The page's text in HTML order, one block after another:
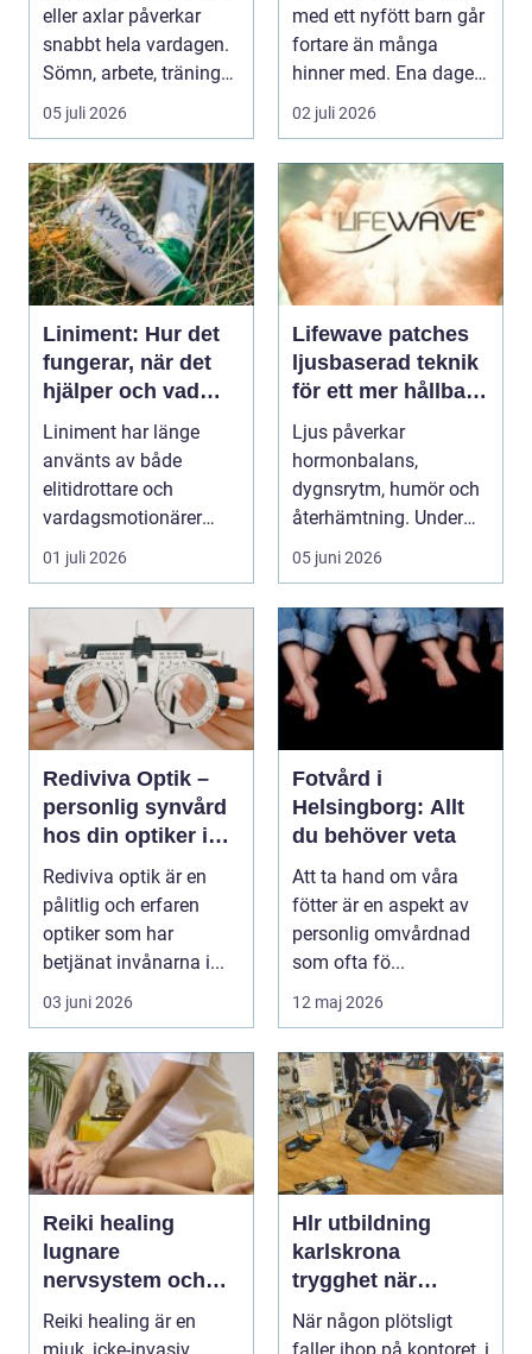
eller axlar påverkar
snabbt hela vardagen.
Sömn, arbete, träning
och humör ...
05 juli 2026
med ett nyfött barn går
fortare än många
hinner med. Ena dagen
ryms hela foten i...
02 juli 2026
Liniment: Hur det
fungerar, när det
hjälper och vad
man bör tänka på
Liniment har länge
använts av både
elitidrottare och
vardagsmotionärer
för...
01 juli 2026
Lifewave patches
ljusbaserad teknik
för ett mer hållbart
välbefinnande
Ljus påverkar
hormonbalans,
dygnsrytm, humör och
återhämtning. Under
senare år har en ny typ
av prod...
05 juni 2026
Rediviva Optik –
personlig synvård
hos din optiker i
Uppsala
Rediviva optik är en
pålitlig och erfaren
optiker som har
betjänat invånarna i...
03 juni 2026
Fotvård i
Helsingborg: Allt
du behöver veta
Att ta hand om våra
fötter är en aspekt av
personlig omvårdnad
som ofta fö...
12 maj 2026
Reiki healing
lugnare
nervsystem och
djupare
återhämtning
Reiki healing är en
mjuk, icke-invasiv
Hlr utbildning
karlskrona
trygghet när
sekunderna räknas
När någon plötsligt
faller ihop på kontoret, i